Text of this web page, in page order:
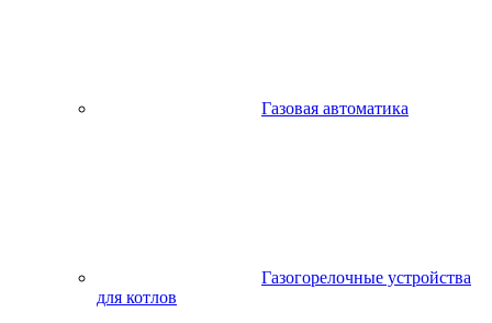
Газовая автоматика
Газогорелочные устройства
для котлов